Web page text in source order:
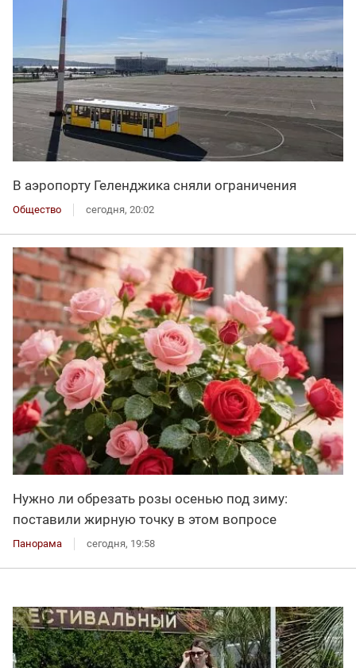
В аэропорту Геленджика сняли ограничения
Общество сегодня, 20:02
Нужно ли обрезать розы осенью под зиму:
поставили жирную точку в этом вопросе
Панорама сегодня, 19:58